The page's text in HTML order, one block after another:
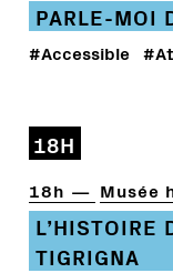
PARLE-MOI
#Accessible
18H
18h Musée
L’HISTOIRE
TIGRIGNA